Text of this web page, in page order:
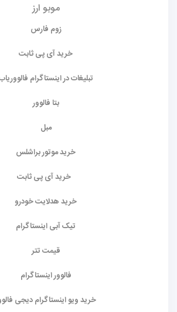
موبو ارز
زوم فارس
خرید آی پی ثابت
تبلیغات در اینستاگرام
بتا فالوور
مبل
خرید موتور براشلس
خرید آی پی ثابت
خرید هدلایت خودرو
تیک آبی اینستاگرام
قیمت تتر
فالوور اینستاگرام
خرید ویو اینستاگرام دیجی